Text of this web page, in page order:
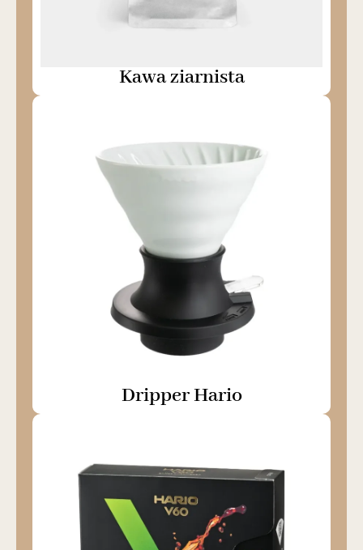
Kawa ziarnista
Dripper Hario